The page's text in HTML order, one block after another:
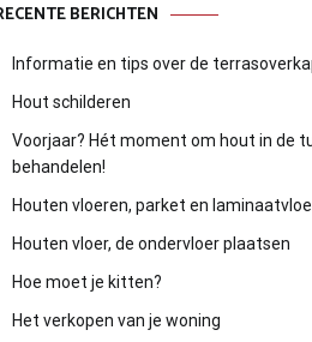
BERICHTEN
Informatie en tips over de
Hout schilderen
Voorjaar? Hét moment om hout in de
behandelen!
Houten vloeren, parket en
Houten vloer, de ondervloer plaatsen
Hoe moet je kitten?
Het verkopen van je woning